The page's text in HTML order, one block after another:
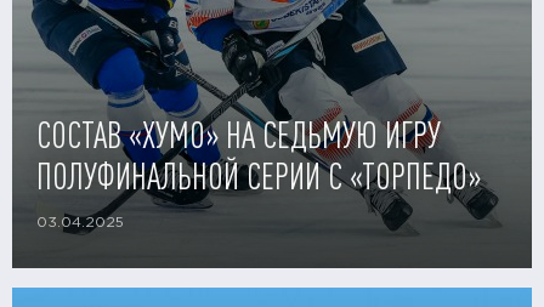
СОСТАВ «ХУМО» НА СЕДЬМУЮ ИГРУ
ПОЛУФИНАЛЬНОЙ СЕРИИ С «ТОРПЕДО»
03.04.2025